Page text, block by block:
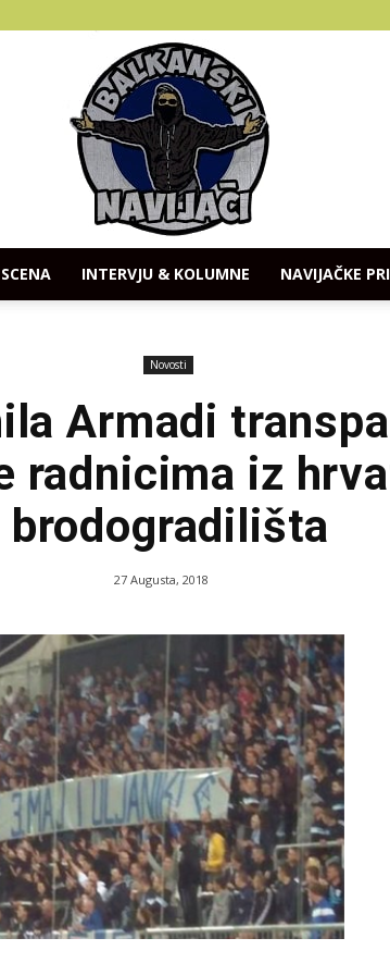
INTERVJU & KOLUMNE NAVIJAČKE
Novosti
Armadi
radnicima iz
brodogradilišta
27 Augusta, 2018